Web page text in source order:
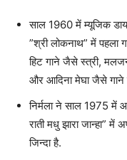
साल 1960 में म्यूजिक
”श्री लोकनाथ” में पहला
हिट गाने जैसे स्त्री,
और आदिना मेघा जैसे गाने
निर्मला ने साल 1975 में
राती मधु झारा जान्हा”
जिन्दा है.